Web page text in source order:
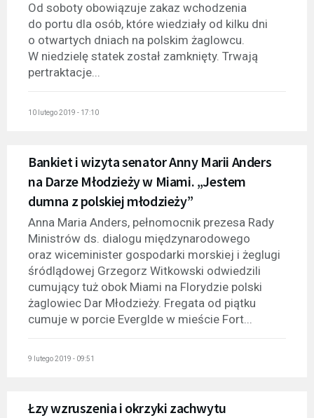
Od soboty obowiązuje zakaz wchodzenia
do portu dla osób, które wiedziały od kilku dni
o otwartych dniach na polskim żaglowcu.
W niedzielę statek został zamknięty. Trwają
pertraktacje...
10 lutego 2019 - 17:10
Bankiet i wizyta senator Anny Marii Anders
na Darze Młodzieży w Miami. „Jestem
dumna z polskiej młodzieży”
Anna Maria Anders, pełnomocnik prezesa Rady
Ministrów ds. dialogu międzynarodowego
oraz wiceminister gospodarki morskiej i żeglugi
śródlądowej Grzegorz Witkowski odwiedzili
cumujący tuż obok Miami na Florydzie polski
żaglowiec Dar Młodzieży. Fregata od piątku
cumuje w porcie Everglde w mieście Fort...
9 lutego 2019 - 09:51
Łzy wzruszenia i okrzyki zachwytu